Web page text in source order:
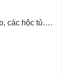
các hộc tủ….